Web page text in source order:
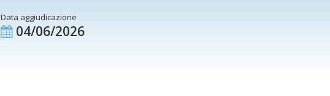
Data aggiudicazione
04/06/2026